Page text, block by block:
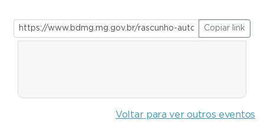
Copiar link
Voltar para ver outros eventos